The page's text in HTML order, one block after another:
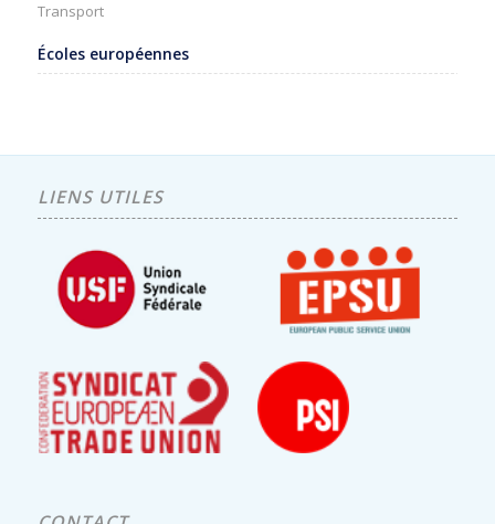
Transport
Écoles européennes
LIENS UTILES